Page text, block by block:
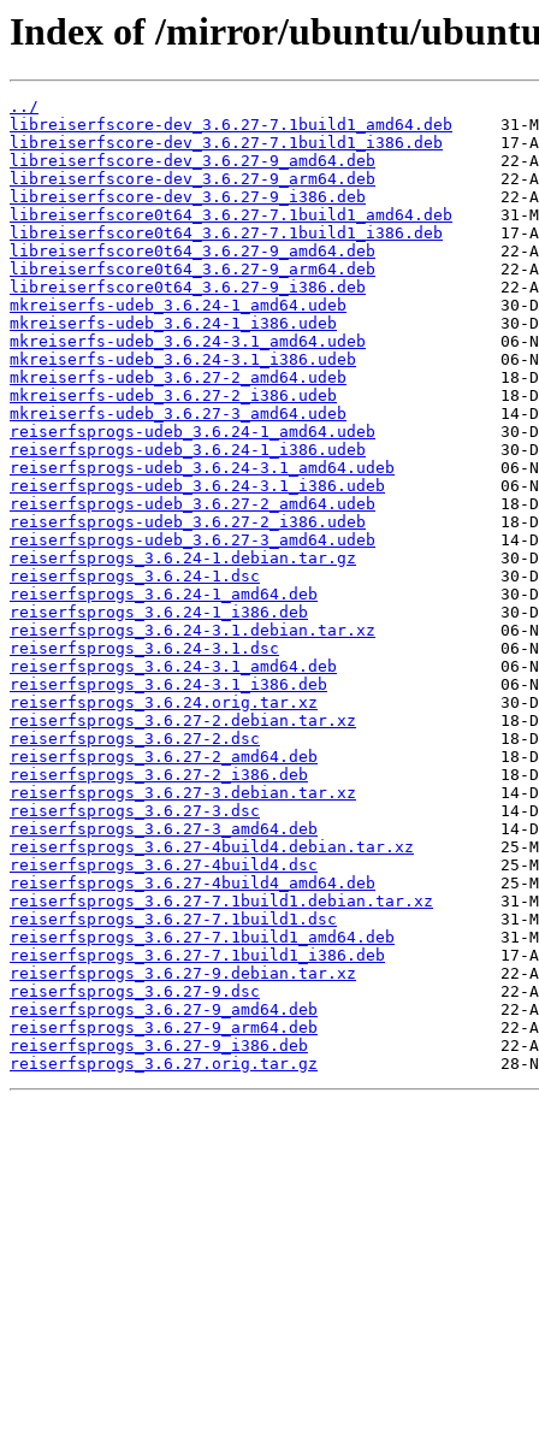
Index of /mirror/ubuntu/
../
libreiserfscore-dev_3.6.27-7.1build1_amd64.deb
libreiserfscore-dev_3.6.27-7.1build1_i386.deb
libreiserfscore-dev_3.6.27-9_amd64.deb
libreiserfscore-dev_3.6.27-9_arm64.deb
libreiserfscore-dev_3.6.27-9_i386.deb
libreiserfscore0t64_3.6.27-7.1build1_amd64.deb
libreiserfscore0t64_3.6.27-7.1build1_i386.deb
libreiserfscore0t64_3.6.27-9_amd64.deb
libreiserfscore0t64_3.6.27-9_arm64.deb
libreiserfscore0t64_3.6.27-9_i386.deb
mkreiserfs-udeb_3.6.24-1_amd64.udeb
mkreiserfs-udeb_3.6.24-1_i386.udeb
mkreiserfs-udeb_3.6.24-3.1_amd64.udeb
mkreiserfs-udeb_3.6.24-3.1_i386.udeb
mkreiserfs-udeb_3.6.27-2_amd64.udeb
mkreiserfs-udeb_3.6.27-2_i386.udeb
mkreiserfs-udeb_3.6.27-3_amd64.udeb
reiserfsprogs-udeb_3.6.24-1_amd64.udeb
reiserfsprogs-udeb_3.6.24-1_i386.udeb
reiserfsprogs-udeb_3.6.24-3.1_amd64.udeb
reiserfsprogs-udeb_3.6.24-3.1_i386.udeb
reiserfsprogs-udeb_3.6.27-2_amd64.udeb
reiserfsprogs-udeb_3.6.27-2_i386.udeb
reiserfsprogs-udeb_3.6.27-3_amd64.udeb
reiserfsprogs_3.6.24-1.debian.tar.gz
reiserfsprogs_3.6.24-1.dsc
reiserfsprogs_3.6.24-1_amd64.deb
reiserfsprogs_3.6.24-1_i386.deb
reiserfsprogs_3.6.24-3.1.debian.tar.xz
reiserfsprogs_3.6.24-3.1.dsc
reiserfsprogs_3.6.24-3.1_amd64.deb
reiserfsprogs_3.6.24-3.1_i386.deb
reiserfsprogs_3.6.24.orig.tar.xz
reiserfsprogs_3.6.27-2.debian.tar.xz
reiserfsprogs_3.6.27-2.dsc
reiserfsprogs_3.6.27-2_amd64.deb
reiserfsprogs_3.6.27-2_i386.deb
reiserfsprogs_3.6.27-3.debian.tar.xz
reiserfsprogs_3.6.27-3.dsc
reiserfsprogs_3.6.27-3_amd64.deb
reiserfsprogs_3.6.27-4build4.debian.tar.xz
reiserfsprogs_3.6.27-4build4.dsc
reiserfsprogs_3.6.27-4build4_amd64.deb
reiserfsprogs_3.6.27-7.1build1.debian.tar.xz
reiserfsprogs_3.6.27-7.1build1.dsc
reiserfsprogs_3.6.27-7.1build1_amd64.deb
reiserfsprogs_3.6.27-7.1build1_i386.deb
reiserfsprogs_3.6.27-9.debian.tar.xz
reiserfsprogs_3.6.27-9.dsc
reiserfsprogs_3.6.27-9_amd64.deb
reiserfsprogs_3.6.27-9_arm64.deb
reiserfsprogs_3.6.27-9_i386.deb
reiserfsprogs_3.6.27.orig.tar.gz